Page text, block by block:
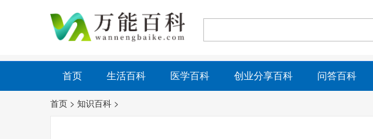
首页 生活百科 医学百科 创业分享百科 问答百科
首页 > 知识百科 >